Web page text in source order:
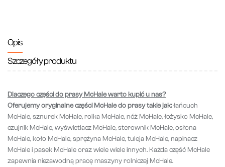
Opis
Szczegóły produktu
Dlaczego części do prasy McHale warto kupić u nas?
Oferujemy oryginalne części McHale do prasy takie jak:łańcuch
McHale, sznurek McHale, rolka McHale, nóż McHale, łożysko McHale,
czujnik McHale, wyświetlacz McHale, sterownik McHale, osłona
McHale, koło McHale, sprężyna McHale, tuleja McHale, napinacz
McHale i pasek McHale oraz wiele wiele innych. Każda część McHale
zapewnia niezawodną pracę maszyny rolniczej McHale.